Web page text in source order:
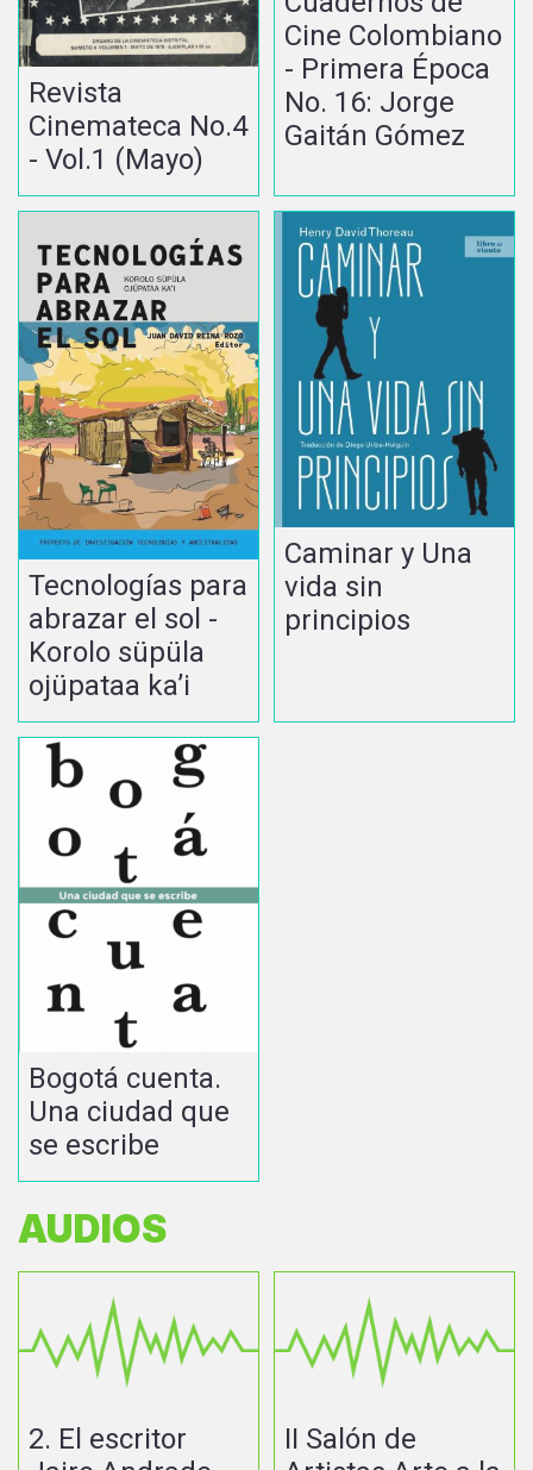
Revista
Cinemateca No.4
- Vol.1 (Mayo)
Cine Colombiano
- Primera Época
No. 16: Jorge
Gaitán Gómez
Tecnologías para
abrazar el sol -
Korolo süpüla
ojüpataa ka’i
Caminar y Una
vida sin
principios
Bogotá cuenta.
Una ciudad que
se escribe
AUDIOS
2. El escritor
II Salón de